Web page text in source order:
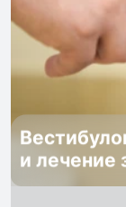
и лечение